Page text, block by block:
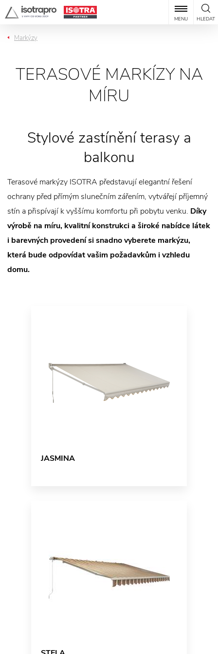
HLEDAT
MENU
Markýzy
TERASOVÉ MARKÍZY NA
MÍRU
Stylové zastínění terasy a
balkonu
Terasové markýzy ISOTRA představují elegantní řešení
ochrany před přímým slunečním zářením, vytvářejí příjemný
stín a přispívají k vyššímu komfortu při pobytu venku. Díky
výrobě na míru, kvalitní konstrukci a široké nabídce látek
i barevných provedení si snadno vyberete markýzu,
která bude odpovídat vašim požadavkům i vzhledu
domu.
JASMINA